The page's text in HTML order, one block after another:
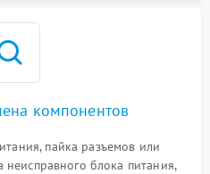
компонентов
пайка разъемов или
блока питания,